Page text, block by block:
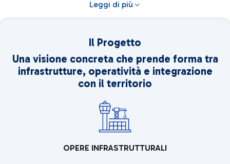
Leggi di più
Il Progetto
Una visione concreta che prende forma tra
infrastrutture, operatività e integrazione
con il territorio
OPERE INFRASTRUTTURALI